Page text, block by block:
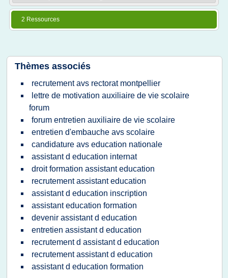
2 Ressources
Thèmes associés
recrutement avs rectorat montpellier
lettre de motivation auxiliaire de vie scolaire
forum
forum entretien auxiliaire de vie scolaire
entretien d'embauche avs scolaire
candidature avs education nationale
assistant d education internat
droit formation assistant education
recrutement assistant education
assistant d education inscription
assistant education formation
devenir assistant d education
entretien assistant d education
recrutement d assistant d education
recrutement assistant d education
assistant d education formation